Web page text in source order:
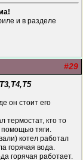
и в разделе
#29
он стоит его
термостат, кто то
помощью тяги.
котел работал
горячая вода.
горячая работает.